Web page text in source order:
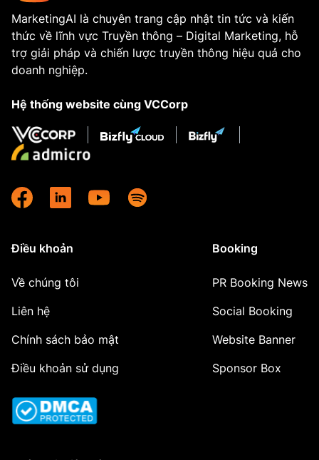
MarketingAI là chuyên trang cập nhật tin tức và kiến
thức về lĩnh vực Truyền thông – Digital Marketing, hỗ
trợ giải pháp và chiến lược truyền thông hiệu quả cho
doanh nghiệp.
Hệ thống website cùng VCCorp
Điều khoản
Về chúng tôi
Liên hệ
Chính sách bảo mật
Điều khoản sử dụng
Booking
PR Booking News
Social Booking
Website Banner
Sponsor Box